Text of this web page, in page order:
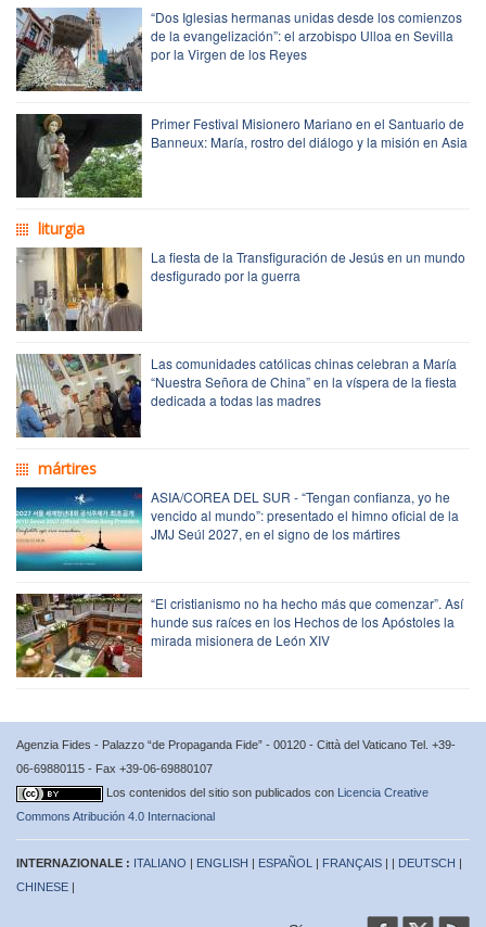
“Dos Iglesias hermanas unidas desde los comienzos
de la evangelización”: el arzobispo Ulloa en Sevilla
por la Virgen de los Reyes
Primer Festival Misionero Mariano en el Santuario de
Banneux: María, rostro del diálogo y la misión en Asia
liturgia
La fiesta de la Transfiguración de Jesús en un mundo
desfigurado por la guerra
Las comunidades católicas chinas celebran a María
“Nuestra Señora de China” en la víspera de la fiesta
dedicada a todas las madres
mártires
ASIA/COREA DEL SUR - “Tengan confianza, yo he
vencido al mundo”: presentado el himno oficial de la
JMJ Seúl 2027, en el signo de los mártires
“El cristianismo no ha hecho más que comenzar”. Así
hunde sus raíces en los Hechos de los Apóstoles la
mirada misionera de León XIV
Agenzia Fides - Palazzo “de Propaganda Fide” - 00120 - Città del Vaticano Tel. +39-
06-69880115 - Fax +39-06-69880107
Los contenidos del sitio son publicados con Licencia Creative
Commons Atribución 4.0 Internacional
INTERNAZIONALE : ITALIANO | ENGLISH | ESPAÑOL | FRANÇAIS | | DEUTSCH |
CHINESE |